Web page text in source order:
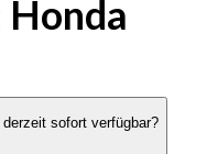
Honda
sofort verfügbar?